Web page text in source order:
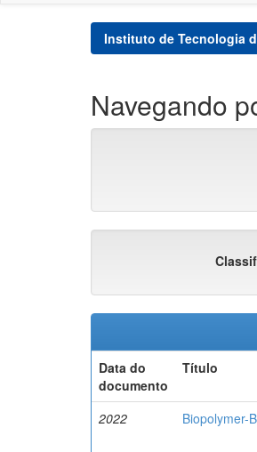
Instituto de Tecnologia
Navegando
Data do
documento
Título
2022 Biopolymer-